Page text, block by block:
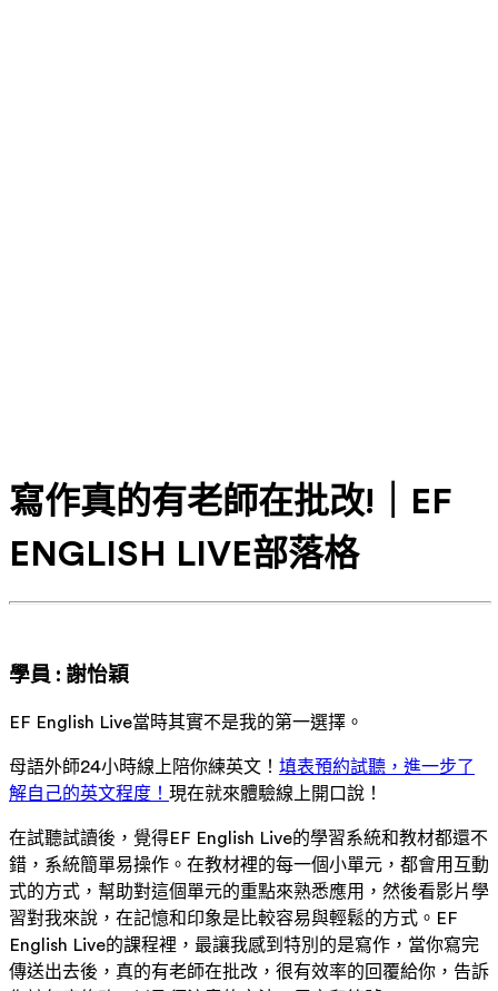
寫作真的有老師在批改!｜EF
ENGLISH LIVE部落格
學員 : 謝怡穎
EF English Live當時其實不是我的第一選擇。
母語外師24小時線上陪你練英文！ 填表預約試聽，進一步了
解自己的英文程度！ 現在就來體驗線上開口說！
在試聽試讀後，覺得EF English Live的學習系統和教材都還不
錯，系統簡單易操作。在教材裡的每一個小單元，都會用互動
式的方式，幫助對這個單元的重點來熟悉應用，然後看影片學
習對我來說，在記憶和印象是比較容易與輕鬆的方式。EF
English Live的課程裡，最讓我感到特別的是寫作，當你寫完
傳送出去後，真的有老師在批改，很有效率的回覆給你，告訴